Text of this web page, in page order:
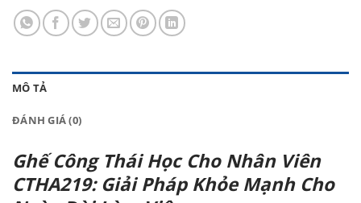
MÔ TẢ
ĐÁNH GIÁ (0)
Ghế Công Thái Học Cho Nhân Viên
CTHA219: Giải Pháp Khỏe Mạnh Cho